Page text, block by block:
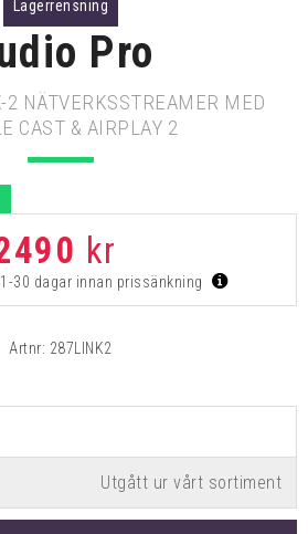
Lagerrensning
Pro
NÄTVERKSSTREAMER MED
CAST & AIRPLAY 2
kr
30 dagar innan prissänkning
Artnr: 287LINK2
Utgått ur vårt sortiment